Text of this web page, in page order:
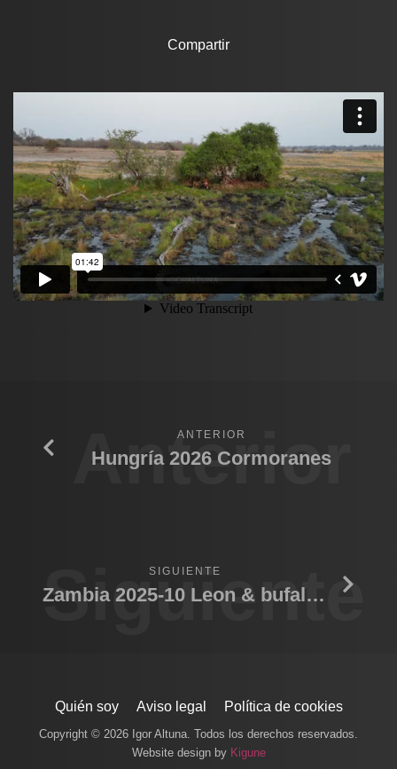
Compartir
Anterior
ANTERIOR
Hungría 2026 Cormoranes
Siguiente
SIGUIENTE
Zambia 2025-10 Leon & bufalo de noche
Quién soy Aviso legal Política de cookies
Copyright © 2026 Igor Altuna. Todos los derechos reservados.
Website design by Kigune